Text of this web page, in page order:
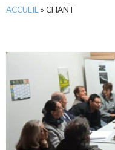
ACCUEIL » CHANT